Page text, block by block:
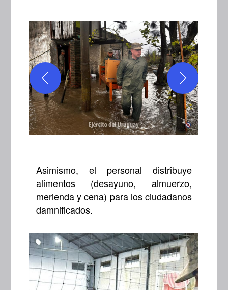
Asimismo, el personal distribuye
alimentos (desayuno, almuerzo,
merienda y cena) para los ciudadanos
damnificados.